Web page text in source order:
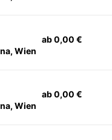
Wien
ab 0,00 €
Wien
ab 0,00 €